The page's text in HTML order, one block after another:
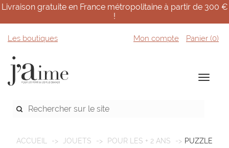
Livraison gratuite en France métropolitaine à partir de 300 €
!
Les boutiques Mon compte Panier (0)
ACCUEIL JOUETS POUR LES + 2 ANS PUZZLE